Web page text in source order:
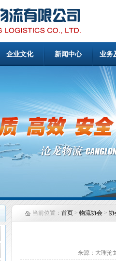
企业文化 新闻中心 业务
当前位置： 首页 > 物流协会 > 协
来源：大理